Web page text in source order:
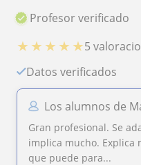
Profesor verificado
★ ★ ★ ★ ★5
Datos verificados
Los alumnos de
Gran profesional. Se
implica mucho. Explica
que puede para...